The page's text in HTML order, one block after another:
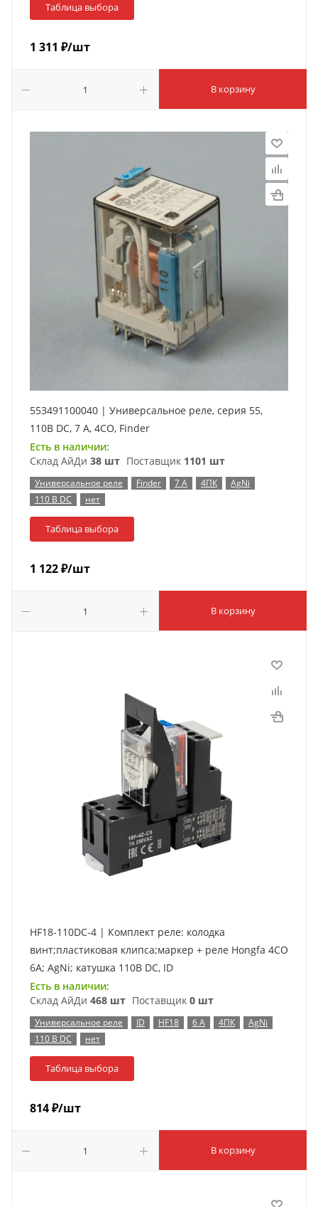
Таблица выбора
1 311 ₽/шт
В корзину
553491100040 | Универсальное реле, серия 55,
110В DC, 7 А, 4CO, Finder
Есть в наличии:
Склад АйДи 38 шт Поставщик 1101 шт
Универсальное реле Finder 7 А 4ПК
AgNi
110 В DC
нет
Таблица выбора
1 122₽/шт
В корзину
HF18-110DC-4 | Комплект реле: колодка
винт;пластиковая клипса;маркер + реле Hongfa 4CO
6A; AgNi; катушка 110B DC, ID
Есть в наличии:
Склад АйДи 468 шт Поставщик 0 шт
Универсальное реле ID HF18 6 А 4ПК
AgNi
110 В DC
нет
Таблица выбора
814₽/шт
В корзину